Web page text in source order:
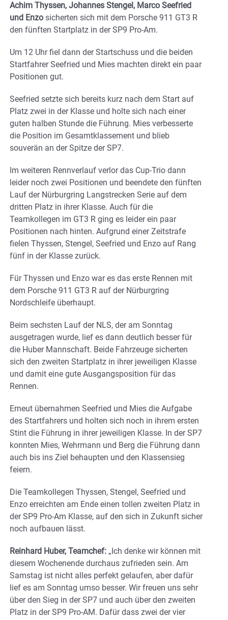
Achim Thyssen, Johannes Stengel, Marco Seefried
und Enzo sicherten sich mit dem Porsche 911 GT3 R
den fünften Startplatz in der SP9 Pro-Am.
Um 12 Uhr fiel dann der Startschuss und die beiden
Startfahrer Seefried und Mies machten direkt ein paar
Positionen gut.
Seefried setzte sich bereits kurz nach dem Start auf
Platz zwei in der Klasse und holte sich nach einer
guten halben Stunde die Führung. Mies verbesserte
die Position im Gesamtklassement und blieb
souverän an der Spitze der SP7.
Im weiteren Rennverlauf verlor das Cup-Trio dann
leider noch zwei Positionen und beendete den fünften
Lauf der Nürburgring Langstrecken Serie auf dem
dritten Platz in ihrer Klasse. Auch für die
Teamkollegen im GT3 R ging es leider ein paar
Positionen nach hinten. Aufgrund einer Zeitstrafe
fielen Thyssen, Stengel, Seefried und Enzo auf Rang
fünf in der Klasse zurück.
Für Thyssen und Enzo war es das erste Rennen mit
dem Porsche 911 GT3 R auf der Nürburgring
Nordschleife überhaupt.
Beim sechsten Lauf der NLS, der am Sonntag
ausgetragen wurde, lief es dann deutlich besser für
die Huber Mannschaft. Beide Fahrzeuge sicherten
sich den zweiten Startplatz in ihrer jeweiligen Klasse
und damit eine gute Ausgangsposition für das
Rennen.
Erneut übernahmen Seefried und Mies die Aufgabe
des Startfahrers und holten sich noch in ihrem ersten
Stint die Führung in ihrer jeweiligen Klasse. In der SP7
konnten Mies, Wehrmann und Berg die Führung dann
auch bis ins Ziel behaupten und den Klassensieg
feiern.
Die Teamkollegen Thyssen, Stengel, Seefried und
Enzo erreichten am Ende einen tollen zweiten Platz in
der SP9 Pro-Am Klasse, auf den sich in Zukunft sicher
noch aufbauen lässt.
Reinhard Huber, Teamchef: „Ich denke wir können mit
diesem Wochenende durchaus zufrieden sein. Am
Samstag ist nicht alles perfekt gelaufen, aber dafür
lief es am Sonntag umso besser. Wir freuen uns sehr
über den Sieg in der SP7 und auch über den zweiten
Platz in der SP9 Pro-AM. Dafür dass zwei der vier